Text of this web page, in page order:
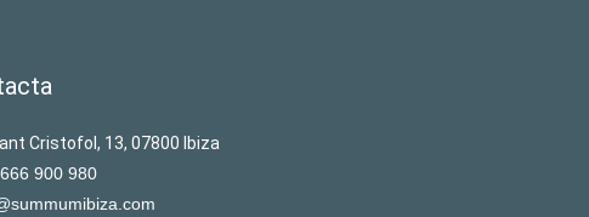
Cristofol, 13, 07800 Ibiza
900 980